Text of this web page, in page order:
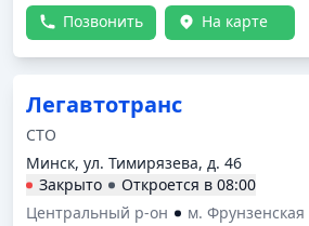
Позвонить На карте
Легавтотранс
СТО
Минск, ул. Тимирязева, д. 46
Закрыто
Откроется в 08:00
Центральный р-он
м. Фрунзенская